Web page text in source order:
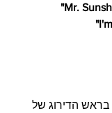
Mr.
"
"התהילה"- The Glory בראש הדירוג של